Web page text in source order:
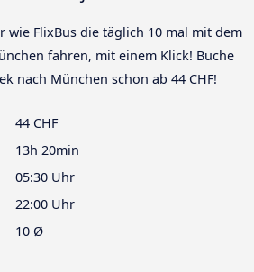
wie FlixBus die täglich 10 mal mit dem
fahren, mit einem Klick! Buche
nach München schon ab 44 CHF!
44 CHF
13h 20min
05:30 Uhr
22:00 Uhr
10 Ø